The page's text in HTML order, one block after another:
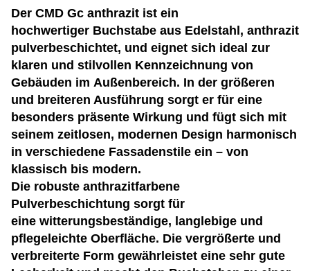
Der CMD Gc anthrazit ist ein
hochwertiger Buchstabe aus Edelstahl, anthrazit
pulverbeschichtet, und eignet sich ideal zur
klaren und stilvollen Kennzeichnung von
Gebäuden im Außenbereich. In der größeren
und breiteren Ausführung sorgt er für eine
besonders präsente Wirkung und fügt sich mit
seinem zeitlosen, modernen Design harmonisch
in verschiedene Fassadenstile ein – von
klassisch bis modern.
Die robuste anthrazitfarbene
Pulverbeschichtung sorgt für
eine witterungsbeständige, langlebige und
pflegeleichte Oberfläche. Die vergrößerte und
verbreiterte Form gewährleistet eine sehr gute